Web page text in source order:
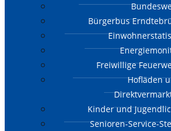
Bürgerbus
Freiwillige
Hofläden
Kinder und
Senioren-Service-